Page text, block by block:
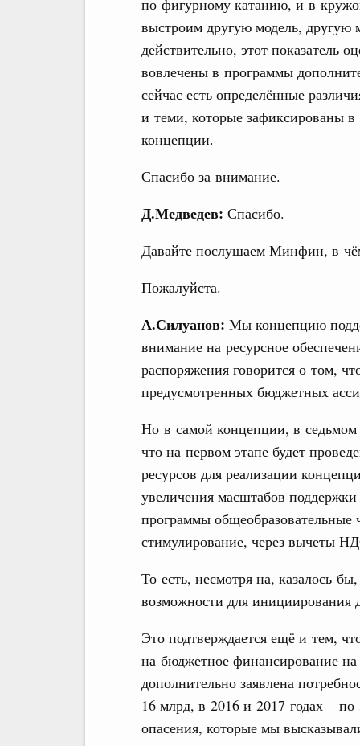
по фигурному катанию, и в
выстроим другую модель, другую
действительно, этот показатель
вовлечены в программы
сейчас есть определённые
и теми, которые зафиксированы в
концепции.
Спасибо за внимание.
Д.Медведев: Спасибо.
Давайте послушаем Минфин, в
Пожалуйста.
А.Силуанов: Мы концепцию
внимание на ресурсное
распоряжения говорится о том,
предусмотренных бюджетных
Но в самой концепции, в седьмом
что на первом этапе будет
ресурсов для реализации
увеличения масштабов
программы общеобразовательные
стимулирование, через вычеты
То есть, несмотря на, казалось
возможности для инициирования
Это подтверждается ещё и тем,
на бюджетное финансирование
дополнительно заявлена
16 млрд, в 2016 и 2017 годах – по
опасения, которые мы